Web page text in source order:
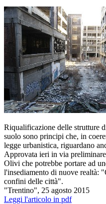
Riqualificazione delle strutture
suolo sono principi che, in
legge urbanistica, riguardano
Approvata ieri in via
Olivi che potrebbe portare ad
l'insediamento di nuove realtà:
confini delle città".
"Trentino", 25 agosto 2015
Leggi l'articolo in pdf